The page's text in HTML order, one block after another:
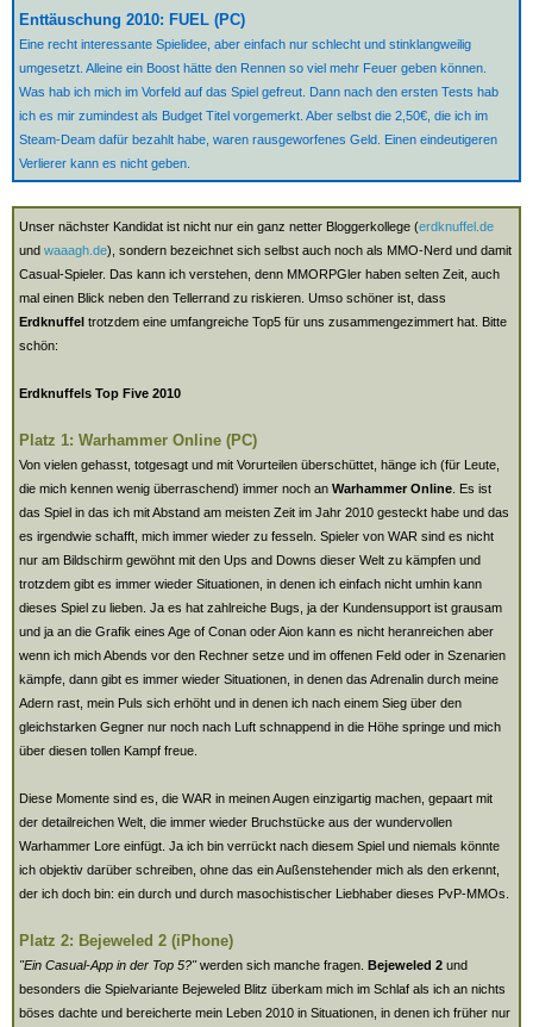
Enttäuschung 2010: FUEL (PC)
Eine recht interessante Spielidee, aber einfach nur schlecht und stinklangweilig
umgesetzt. Alleine ein Boost hätte den Rennen so viel mehr Feuer geben können.
Was hab ich mich im Vorfeld auf das Spiel gefreut. Dann nach den ersten Tests hab
ich es mir zumindest als Budget Titel vorgemerkt. Aber selbst die 2,50€, die ich im
Steam-Deam dafür bezahlt habe, waren rausgeworfenes Geld. Einen eindeutigeren
Verlierer kann es nicht geben.
Unser nächster Kandidat ist nicht nur ein ganz netter Bloggerkollege (erdknuffel.de
und waaagh.de), sondern bezeichnet sich selbst auch noch als MMO-Nerd und damit
Casual-Spieler. Das kann ich verstehen, denn MMORPGler haben selten Zeit, auch
mal einen Blick neben den Tellerrand zu riskieren. Umso schöner ist, dass
Erdknuffel trotzdem eine umfangreiche Top5 für uns zusammengezimmert hat. Bitte
schön:
Erdknuffels Top Five 2010
Platz 1: Warhammer Online (PC)
Von vielen gehasst, totgesagt und mit Vorurteilen überschüttet, hänge ich (für Leute,
die mich kennen wenig überraschend) immer noch an Warhammer Online . Es ist
das Spiel in das ich mit Abstand am meisten Zeit im Jahr 2010 gesteckt habe und das
es irgendwie schafft, mich immer wieder zu fesseln. Spieler von WAR sind es nicht
nur am Bildschirm gewöhnt mit den Ups and Downs dieser Welt zu kämpfen und
trotzdem gibt es immer wieder Situationen, in denen ich einfach nicht umhin kann
dieses Spiel zu lieben. Ja es hat zahlreiche Bugs, ja der Kundensupport ist grausam
und ja an die Grafik eines Age of Conan oder Aion kann es nicht heranreichen aber
wenn ich mich Abends vor den Rechner setze und im offenen Feld oder in Szenarien
kämpfe, dann gibt es immer wieder Situationen, in denen das Adrenalin durch meine
Adern rast, mein Puls sich erhöht und in denen ich nach einem Sieg über den
gleichstarken Gegner nur noch nach Luft schnappend in die Höhe springe und mich
über diesen tollen Kampf freue.
Diese Momente sind es, die WAR in meinen Augen einzigartig machen, gepaart mit
der detailreichen Welt, die immer wieder Bruchstücke aus der wundervollen
Warhammer Lore einfügt. Ja ich bin verrückt nach diesem Spiel und niemals könnte
ich objektiv darüber schreiben, ohne das ein Außenstehender mich als den erkennt,
der ich doch bin: ein durch und durch masochistischer Liebhaber dieses PvP-MMOs.
Platz 2: Bejeweled 2 (iPhone)
"Ein Casual-App in der Top 5?"werden sich manche fragen. Bejeweled 2 und
besonders die Spielvariante Bejeweled Blitz überkam mich im Schlaf als ich an nichts
böses dachte und bereicherte mein Leben 2010 in Situationen, in denen ich früher nur